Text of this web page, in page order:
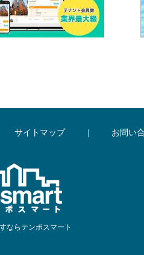
サイトマップ お問い
ならテンポスマート